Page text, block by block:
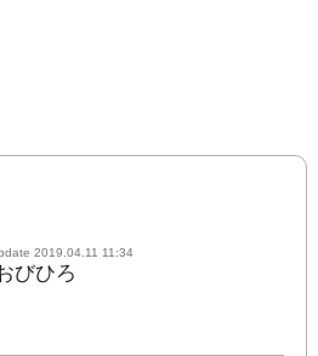
2019.04.11 11:34
びひろ